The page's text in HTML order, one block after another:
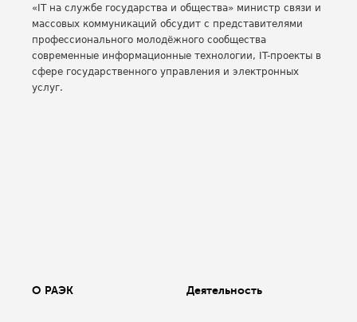
«IT на службе государства и общества» министр связи и
массовых коммуникаций обсудит с представителями
профессионального молодёжного сообщества
современные информационные технологии, IT-проекты в
сфере государственного управления и электронных
услуг.
О РАЭК Деятельность